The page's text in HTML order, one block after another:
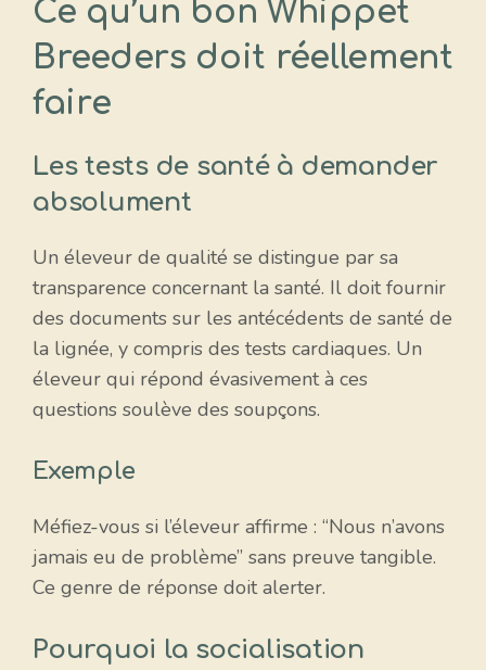
Ce qu’un bon Whippet
Breeders doit réellement
faire
Les tests de santé à demander
absolument
Un éleveur de qualité se distingue par sa
transparence concernant la santé. Il doit fournir
des documents sur les antécédents de santé de
la lignée, y compris des tests cardiaques. Un
éleveur qui répond évasivement à ces
questions soulève des soupçons.
Exemple
Méfiez-vous si l’éleveur affirme : “Nous n’avons
jamais eu de problème” sans preuve tangible.
Ce genre de réponse doit alerter.
Pourquoi la socialisation